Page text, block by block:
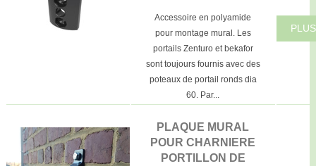
Accessoire en polyamide
pour montage mural. Les
portails Zenturo et bekafor
sont toujours fournis avec des
poteaux de portail ronds dia
60. Par...
PLAQUE MURAL
POUR CHARNIERE
PORTILLON DE